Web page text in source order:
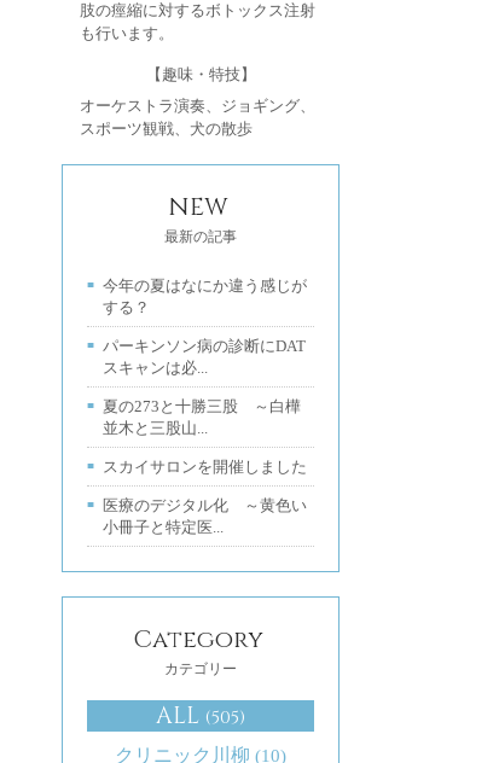
肢の痙縮に対するボトックス注射
も行います。
【趣味・特技】
オーケストラ演奏、ジョギング、
スポーツ観戦、犬の散歩
NEW
最新の記事
今年の夏はなにか違う感じが
する？
パーキンソン病の診断にDAT
スキャンは必...
夏の273と十勝三股 ～白樺
並木と三股山...
スカイサロンを開催しました
医療のデジタル化 ～黄色い
小冊子と特定医...
Category
カテゴリー
ALL (505)
クリニック川柳 (10)